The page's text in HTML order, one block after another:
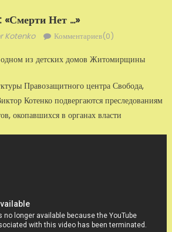
Нет ...»
Kotenko Комментариев(0)
из детских домов Житомирщины
Правозащитного центра Свобода,
Котенко подвергаются преследованиям
окопавшихся в органах власти